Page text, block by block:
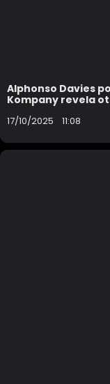
Alphonso Davies
Kompany revela
17/10/2025 11:08